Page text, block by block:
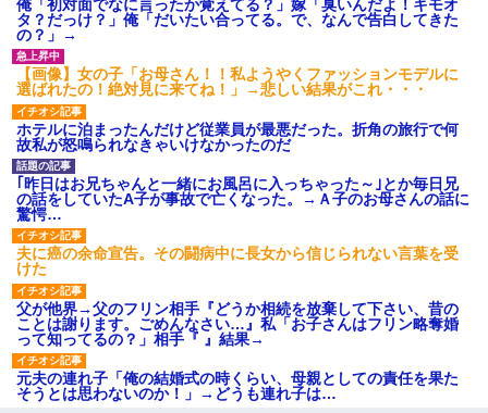
私「ちょっと、人の家の金庫
触らないでよ！」キチママ『そ
こに金庫があったから、開けて
みようとしただけ☆』義兄「泥
は出てけ！二度と来るな！」結
果・・・
私「初めて飲む味だけどなん
のお茶？」彼「ちっ！」私「」
【GIF】JSのカンチョーワロ
タ
後続車にクラクションを鳴ら
され彼氏が逆切れ。「何クラク
ション鳴らしてんだ！降りてこ
いよ！」と怒鳴りだし...
【衝撃】報酬100万円超の治験
募集がこちらｗｗｗｗｗ(※画像
あり)
【ネット騒然】惨殺されたタ
ワマン頂き女子のこの動画、す
げえええええｗｗｗｗｗｗｗｗ
ｗｗｗ
【愕然】白のクラウン俺氏、
高速道路左車線を制限速度で走
俺「初対面でなに言ったか覚えてる？」嫁「臭いんだよ！キモオ
タ？だっけ？」俺「だいたい合ってる。で、なんで告白してきた
の？」→
【画像】女の子「お母さん！！私ようやくファッションモデルに
選ばれたの！絶対見に来てね！」→悲しい結果がこれ・・・
ホテルに泊まったんだけど従業員が最悪だった。折角の旅行で何
故私が怒鳴られなきゃいけなかったのだ
｢昨日はお兄ちゃんと一緒にお風呂に入っちゃった～｣とか毎日兄
の話をしていたA子が事故で亡くなった。→Ａ子のお母さんの話に
驚愕…
夫に癌の余命宣告。その闘病中に長女から信じられない言葉を受
けた
父が他界→父のフリン相手『どうか相続を放棄して下さい、昔の
ことは謝ります。ごめんなさい…』私「お子さんはフリン略奪婚
って知ってるの？」相手『 』結果→
元夫の連れ子「俺の結婚式の時くらい、母親としての責任を果た
そうとは思わないのか！」→どうも連れ子は…